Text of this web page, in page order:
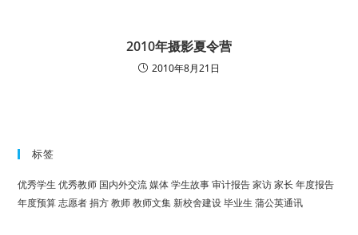
2010年摄影夏令营
2010年8月21日
标签
优秀学生 优秀教师 国内外交流 媒体 学生故事 审计报告 家访 家长 年度报告
年度预算 志愿者 捐方 教师 教师文集 新校舍建设 毕业生 蒲公英通讯